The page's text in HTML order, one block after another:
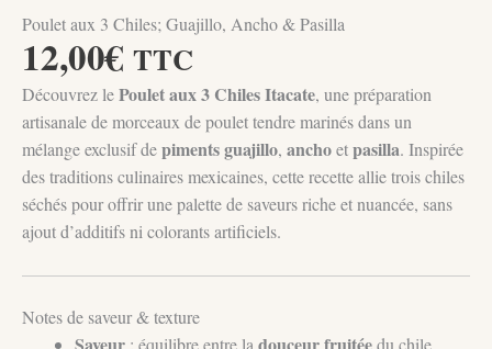
Poulet aux 3 Chiles; Guajillo, Ancho & Pasilla
12,00€ TTC
Découvrez lePoulet aux 3 Chiles Itacate, une préparation
artisanale de morceaux de poulet tendre marinés dans un
mélange exclusif depiments guajillo, anchoetpasilla. Inspirée
des traditions culinaires mexicaines, cette recette allie trois chiles
séchés pour offrir une palette de saveurs riche et nuancée, sans
ajout d’additifs ni colorants artificiels.
Notes de saveur & texture
Saveur : équilibre entre la douceur fruitéedu chile